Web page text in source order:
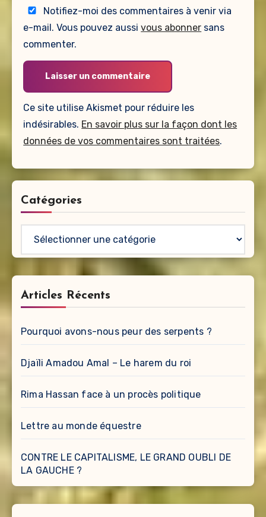
Notifiez-moi des commentaires à venir via
e-mail. Vous pouvez aussivous abonner sans
commenter.
Ce site utilise Akismet pour réduire les
indésirables. En savoir plus sur la façon dont les
données de vos commentaires sont traitées.
Catégories
Articles Récents
Pourquoi avons-nous peur des serpents ?
Djaïli Amadou Amal – Le harem du roi
Rima Hassan face à un procès politique
Lettre au monde équestre
CONTRE LE CAPITALISME, LE GRAND OUBLI DE
LA GAUCHE ?